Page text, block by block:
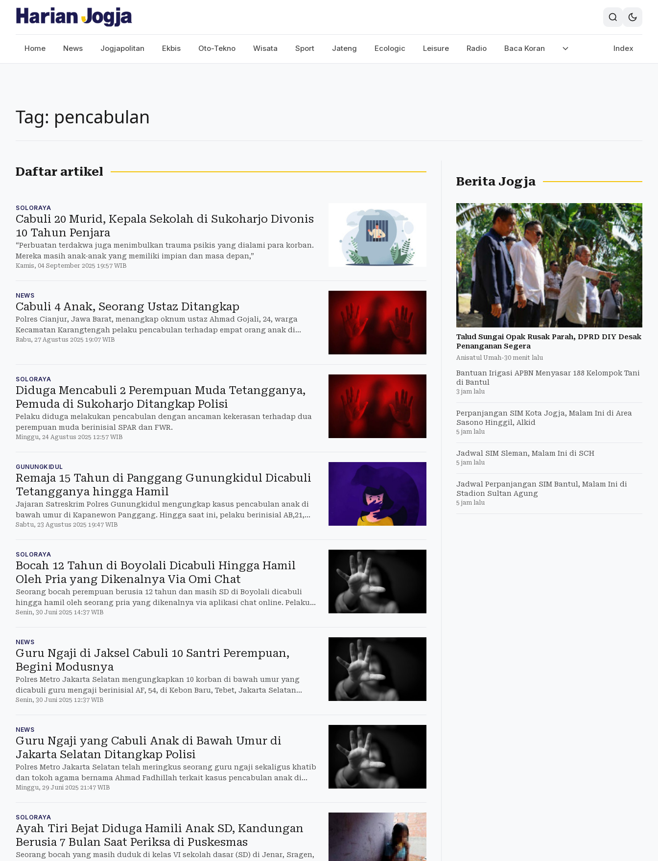
Home News Jogjapolitan Ekbis Oto-Tekno Wisata Sport Jateng Ecologic Leisure Radio Baca Koran Index
Tag: pencabulan
Daftar artikel
SOLORAYA
Cabuli 20 Murid, Kepala Sekolah di Sukoharjo Divonis
10 Tahun Penjara
“Perbuatan terdakwa juga menimbulkan trauma psikis yang dialami para korban.
Mereka masih anak-anak yang memiliki impian dan masa depan,”
Kamis, 04 September 2025 19:57 WIB
NEWS
Cabuli 4 Anak, Seorang Ustaz Ditangkap
Polres Cianjur, Jawa Barat, menangkap oknum ustaz Ahmad Gojali, 24, warga
Kecamatan Karangtengah pelaku pencabulan terhadap empat orang anak di
bawah umur denga
Rabu, 27 Agustus 2025 19:07 WIB
SOLORAYA
Diduga Mencabuli 2 Perempuan Muda Tetangganya,
Pemuda di Sukoharjo Ditangkap Polisi
Pelaku diduga melakukan pencabulan dengan ancaman kekerasan terhadap dua
perempuan muda berinisial SPAR dan FWR.
Minggu, 24 Agustus 2025 12:57 WIB
GUNUNGKIDUL
Remaja 15 Tahun di Panggang Gunungkidul Dicabuli
Tetangganya hingga Hamil
Jajaran Satreskrim Polres Gunungkidul mengungkap kasus pencabulan anak di
bawah umur di Kapanewon Panggang. Hingga saat ini, pelaku berinisial AB,21,
ditahan.
Sabtu, 23 Agustus 2025 19:47 WIB
SOLORAYA
Bocah 12 Tahun di Boyolali Dicabuli Hingga Hamil
Oleh Pria yang Dikenalnya Via Omi Chat
Seorang bocah perempuan berusia 12 tahun dan masih SD di Boyolali dicabuli
hingga hamil oleh seorang pria yang dikenalnya via aplikasi chat online. Pelaku
yang
Senin, 30 Juni 2025 14:37 WIB
NEWS
Guru Ngaji di Jaksel Cabuli 10 Santri Perempuan,
Begini Modusnya
Polres Metro Jakarta Selatan mengungkapkan 10 korban di bawah umur yang
dicabuli guru mengaji berinisial AF, 54, di Kebon Baru, Tebet, Jakarta Selatan
semuanya
Senin, 30 Juni 2025 12:37 WIB
NEWS
Guru Ngaji yang Cabuli Anak di Bawah Umur di
Jakarta Selatan Ditangkap Polisi
Polres Metro Jakarta Selatan telah meringkus seorang guru ngaji sekaligus khatib
dan tokoh agama bernama Ahmad Fadhillah terkait kasus pencabulan anak di
bawah
Minggu, 29 Juni 2025 21:47 WIB
SOLORAYA
Ayah Tiri Bejat Diduga Hamili Anak SD, Kandungan
Berusia 7 Bulan Saat Periksa di Puskesmas
Seorang bocah yang masih duduk di kelas VI sekolah dasar (SD) di Jenar, Sragen,
Berita Jogja
Talud Sungai Opak Rusak Parah, DPRD DIY Desak
Penanganan Segera
Anisatul Umah-30 menit lalu
Bantuan Irigasi APBN Menyasar 188 Kelompok Tani
di Bantul
3 jam lalu
Perpanjangan SIM Kota Jogja, Malam Ini di Area
Sasono Hinggil, Alkid
5 jam lalu
Jadwal SIM Sleman, Malam Ini di SCH
5 jam lalu
Jadwal Perpanjangan SIM Bantul, Malam Ini di
Stadion Sultan Agung
5 jam lalu